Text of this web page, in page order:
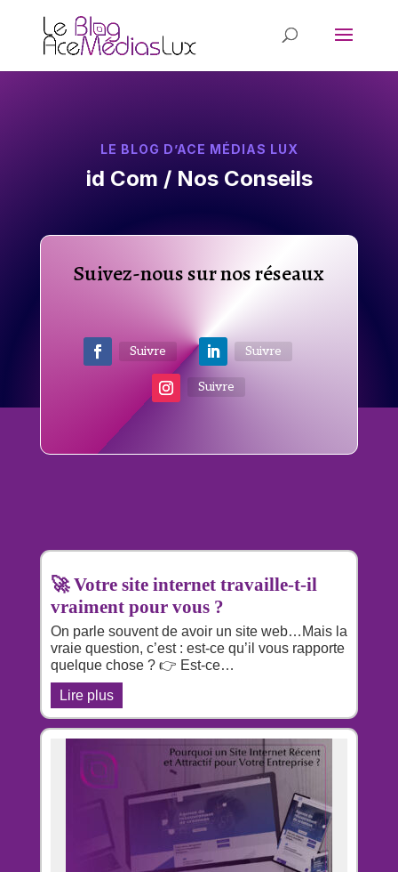
LE BLOG D’ACE MÉDIAS LUX
id Com / Nos Conseils
Suivez-nous sur nos réseaux
Suivre Suivre
Suivre
🚀 Votre site internet travaille-t-il
vraiment pour vous ?
On parle souvent de avoir un site web…Mais la
vraie question, c’est : est-ce qu’il vous rapporte
quelque chose ? 👉 Est-ce…
Lire plus